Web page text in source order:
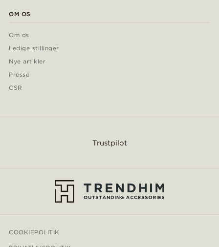
OM OS
Om os
Ledige stillinger
Nye artikler
Presse
CSR
Trustpilot
COOKIEPOLITIK